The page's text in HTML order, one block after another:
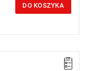
DO KOSZYKA
lepszą